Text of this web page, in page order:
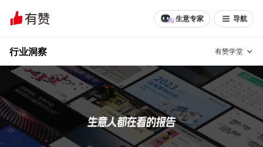
生意专家 导航
有赞学堂
行业洞察
有赞说增长
私域日历 增长方法
有赞说案例拆解 有赞专家说